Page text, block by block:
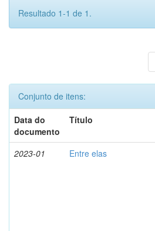
Resultado 1-1 de 1.
Conjunto de itens:
Data do
documento
Título
2023-01 Entre elas